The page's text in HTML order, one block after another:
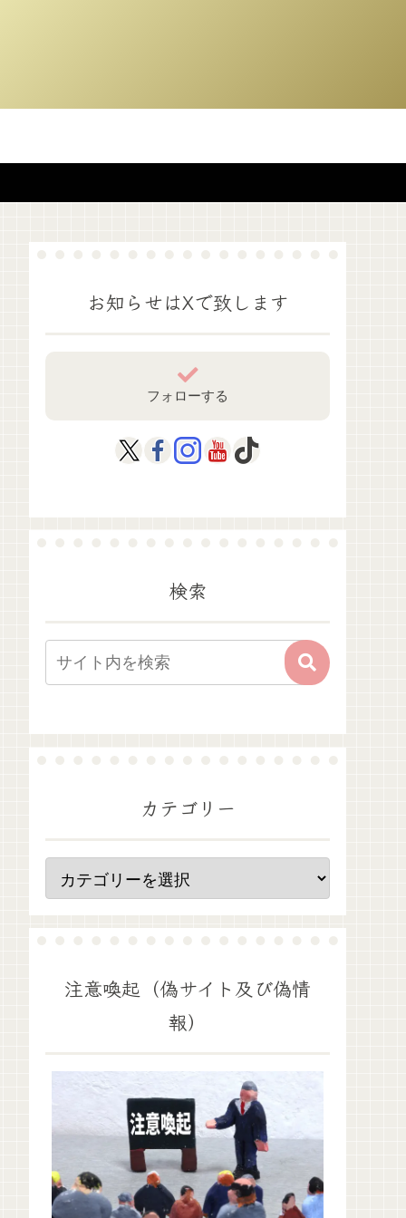
お知らせはXで致します
フォローする
検索
カテゴリー
注意喚起（偽サイト及び偽情
報）